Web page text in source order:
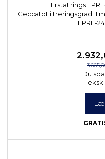
Erstatnings
CeccatoFiltreringsgrad: 1
FPRE-
Du